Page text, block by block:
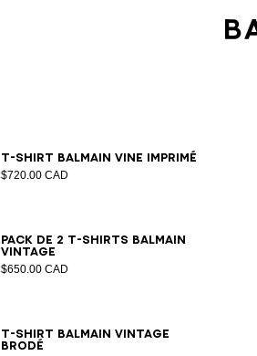
T-shirt Balmain Vine imprimé
$720.00 CAD
XSSMLXL2XL3XL
Pack de 2 T-shirts Balmain
Vintage
$650.00 CAD
XSSM LXL 2XL3XL
T-shirt Balmain Vintage
brodé
XSSMLXL2XL